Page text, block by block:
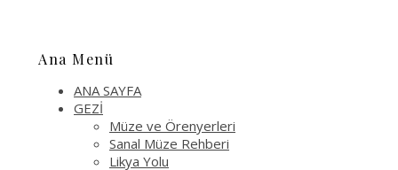
Ana Menü
ANA SAYFA
GEZİ
Müze ve Örenyerleri
Sanal Müze Rehberi
Likya Yolu